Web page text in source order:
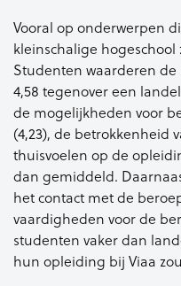
Vooral op onderwerpen
kleinschalige
Studenten waarderen
4,58 tegenover een
de mogelijkheden voor
(4,23), de betrokkenheid
thuisvoelen op de
dan gemiddeld.
het contact met de
vaardigheden voor de
studenten vaker dan
hun opleiding bij Viaa